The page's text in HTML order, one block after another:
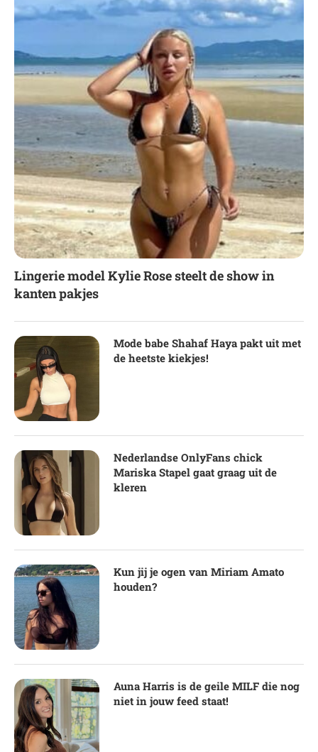
Lingerie model Kylie Rose steelt de show in
kanten pakjes
Mode babe Shahaf Haya pakt uit met
de heetste kiekjes!
Nederlandse OnlyFans chick
Mariska Stapel gaat graag uit de
kleren
Kun jij je ogen van Miriam Amato
houden?
Auna Harris is de geile MILF die nog
niet in jouw feed staat!